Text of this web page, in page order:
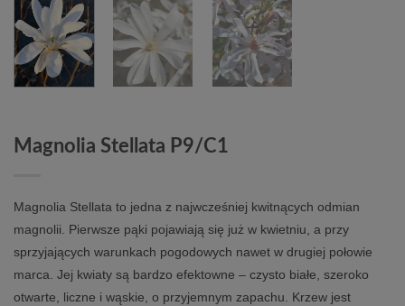
Magnolia Stellata P9/C1
Magnolia Stellata to jedna z najwcześniej kwitnących odmian
magnolii. Pierwsze pąki pojawiają się już w kwietniu, a przy
sprzyjających warunkach pogodowych nawet w drugiej połowie
marca. Jej kwiaty są bardzo efektowne – czysto białe, szeroko
otwarte, liczne i wąskie, o przyjemnym zapachu. Krzew jest